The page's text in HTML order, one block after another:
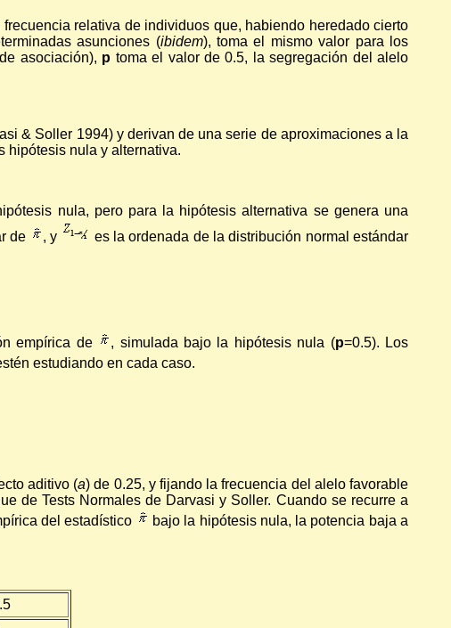
relativa de individuos que, habiendo heredado cierto
asunciones (ibidem), toma el mismo valor para los
asociación), p toma el valor de 0.5, la segregación del alelo
& Soller 1994) y derivan de una serie de aproximaciones a la
hipótesis nula y alternativa.
nula, pero para la hipótesis alternativa se genera una
de , y es la ordenada de la distribución normal estándar
empírica de , simulada bajo la hipótesis nula (p=0.5). Los
estudiando en cada caso.
aditivo (a) de 0.25, y fijando la frecuencia del alelo favorable
de Tests Normales de Darvasi y Soller. Cuando se recurre a
del estadístico
bajo la hipótesis nula, la potencia baja a